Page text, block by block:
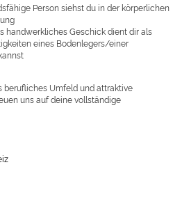
Person siehst du in der körperlichen
handwerkliches Geschick dient dir als
eines Bodenlegers/einer
berufliches Umfeld und attraktive
uns auf deine vollständige